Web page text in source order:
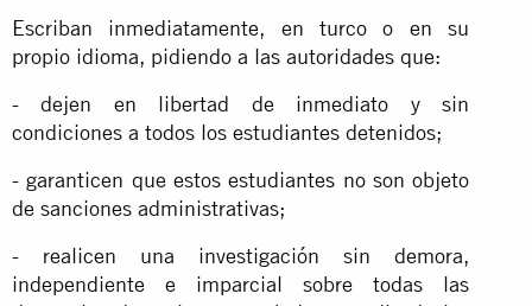
Escriban inmediatamente, en turco o en su
propio idioma, pidiendo a las autoridades que:
- dejen en libertad de inmediato y sin
condiciones a todos los estudiantes detenidos;
- garanticen que estos estudiantes no son objeto
de sanciones administrativas;
- realicen una investigación sin demora,
independiente e imparcial sobre todas las